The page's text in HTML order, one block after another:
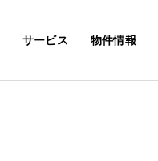
サービス 物件情報